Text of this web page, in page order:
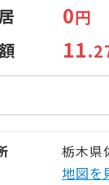
0円
11
栃木県
地図を